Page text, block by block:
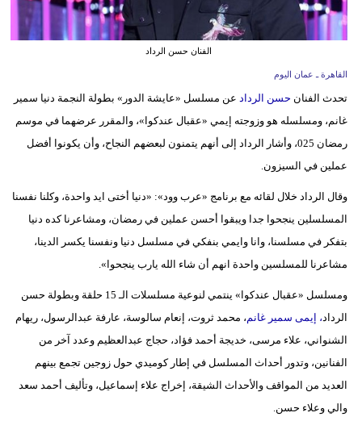
تعليم
علوم
وتكنولوجيا
بيئة
مدوَّنات
أبراج
سيارات
الفنان حسن الرداد
القاهرة ـ عمان اليوم
تحدث الفنان حسن الرداد عن مسلسل «عايشة الدور» بطولة النجمة دنيا سمير
غانم، ومسلسله هو وزوجته إيمي «عقبال عندكوا»، والمقرر عرضهما في موسم
رمضان 025، وأشار الرداد إلى أنهم يتمنون لبعضهم النجاح، وأن يكونوا أفضل
عملين في السيزون.
وقال الرداد خلال لقائه مع برنامج «عرب وود»: «دنيا أختى ايد واحدة، وكلنا نفسنا
المسلسلين ينجحوا جدا ويبقوا أحسن عملين في رمضان، ومشاعرنا كده دنيا
بتفكر في مسلسنا، وانا وايمي بنفكي في مسلسل دنيا ونفسنا يكسر الدينا،
مشاعرنا للمسلسين واحدة انهم أن شاء الله يارب ينجحوا».
ومسلسل «عقبال عندكوا» ينتمي لنوعية مسلسلات الـ 15 حلقة وبطولة حسن
الرداد، إيمى سمير غانم، محمد ثروت، إنعام سالوسة، عارفة عبدالرسول، ريهام
الشنواني، علاء مرسى، خديجة أحمد فؤاد، حجاج عبدالعظيم وعدد آخر من
الفنانين، وتدور أحداث المسلسل في إطار كوميدي حول زوجين تجمع بينهم
العديد من المواقف والأحداث الشيقة، إخراج علاء إسماعيل، وتأليف أحمد سعد
والي وعلاء حسن.